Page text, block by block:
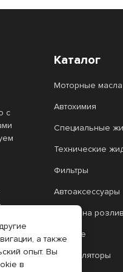
с
Каталог
Моторные масла
Автохимия
Специальные
Технические
Фильтры
Автоаксессуары
Масло на розлив
Прочее
Аккумуляторы
а также
опыт. Вы
в